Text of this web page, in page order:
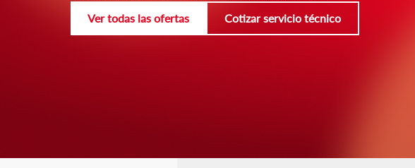
Ver todas las ofertas
Cotizar servicio técnico